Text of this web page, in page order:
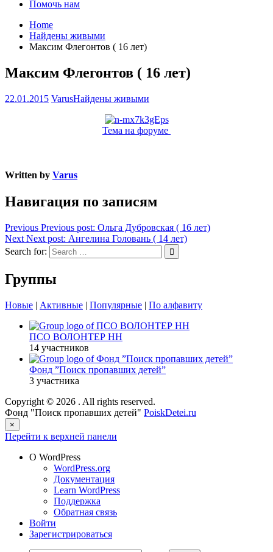
Помочь нам
Home
Найдены живыми
Максим Флегонтов ( 16 лет)
Максим Флегонтов ( 16 лет)
22.01.2015 VarusНайдены живыми
Тема на форуме
Written by Varus
Навигация по записям
Previous Previous post: Ольга Дубровская ( 16 лет)
Next Next post: Ангелина Головань ( 14 лет)
Search for:
Группы
Новые | Активные | Популярные | По алфавиту
ПСО ВОЛОНТЕР НН
14 участников
Фонд ”Поиск пропавших детей”
3 участника
Copyright © 2026 . All rights reserved.
Фонд "Поиск пропавших детей" PoiskDetei.ru
×
Перейти к верхней панели
О WordPress
WordPress.org
Документация
Learn WordPress
Поддержка
Обратная связь
Войти
Зарегистрироваться